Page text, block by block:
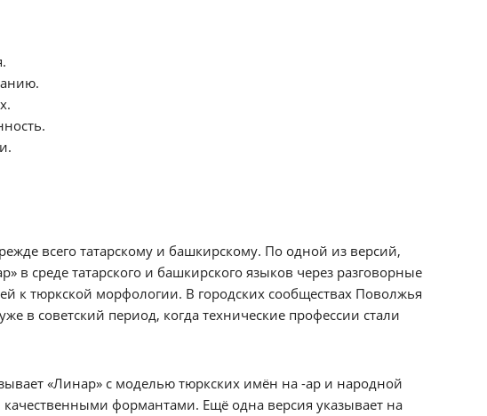
всего татарскому и башкирскому. По одной из версий,
среде татарского и башкирского языков через разговорные
к тюркской морфологии. В городских сообществах Поволжья
в советский период, когда технические профессии стали
«Линар» с моделью тюркских имён на -ар и народной
формантами. Ещё одна версия указывает на